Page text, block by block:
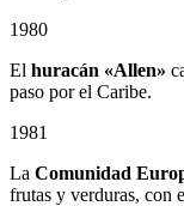
1980
El huracán «Allen»
paso por el Caribe.
1981
La Comunidad
frutas y verduras, con